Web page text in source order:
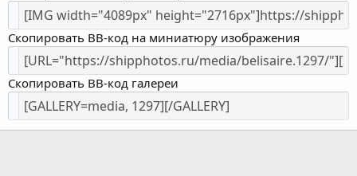
Скопировать BB-код на миниатюру изображения
Скопировать BB-код галереи